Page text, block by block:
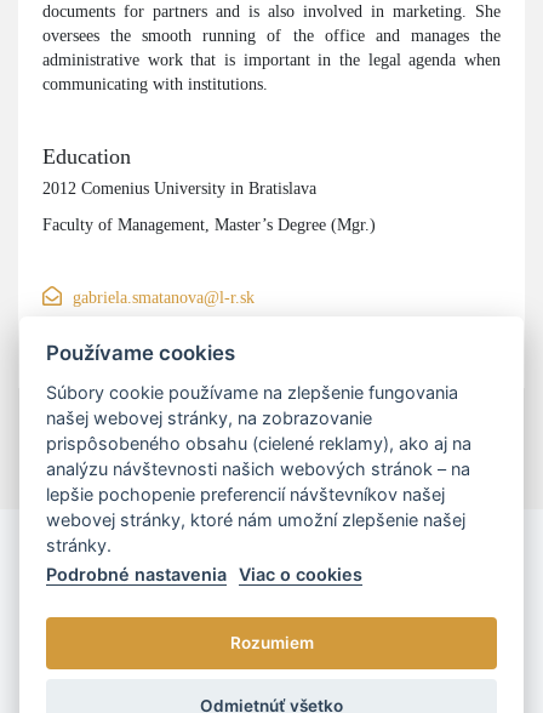
documents for partners and is also involved in marketing. She
oversees the smooth running of the office and manages the
administrative work that is important in the legal agenda when
communicating with institutions.
Education
2012 Comenius University in Bratislava
Faculty of Management, Master’s Degree (Mgr.)
gabriela.smatanova@l-r.sk
© 2026 - L/R/P advokáti, s.r.o. |Cookies nastavenia
Používame cookies
Súbory cookie používame na zlepšenie fungovania
našej webovej stránky, na zobrazovanie
prispôsobeného obsahu (cielené reklamy), ako aj na
analýzu návštevnosti našich webových stránok – na
lepšie pochopenie preferencií návštevníkov našej
webovej stránky, ktoré nám umožní zlepšenie našej
stránky.
Podrobné nastavenia
Viac o cookies
Rozumiem
Odmietnúť všetko